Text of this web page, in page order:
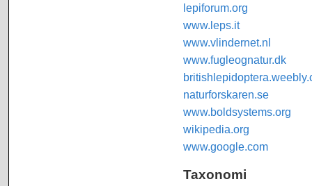
lepiforum.org
www.leps.it
www.vlindernet.nl
www.fugleognatur.dk
naturforskaren.se
www.boldsystems.org
wikipedia.org
www.google.com
Taxonomi